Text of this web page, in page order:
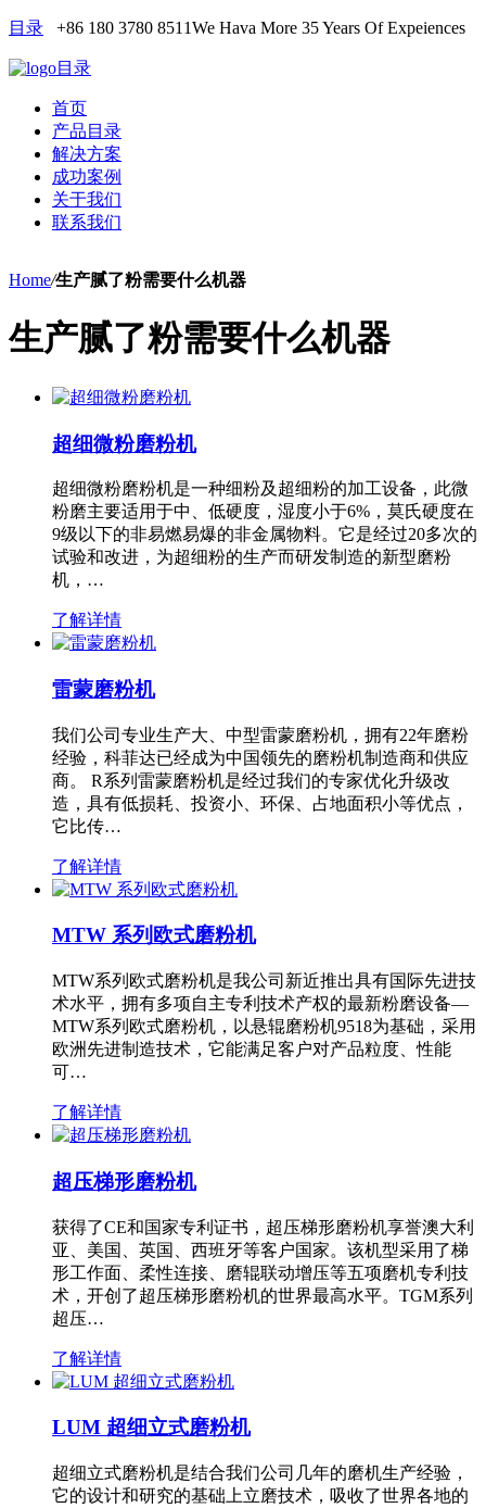
目录 +86 180 3780 8511We Hava More 35 Years Of Expeiences
目录
首页
产品目录
解决方案
成功案例
关于我们
联系我们
Home/生产腻了粉需要什么机器
生产腻了粉需要什么机器
超细微粉磨粉机
超细微粉磨粉机是一种细粉及超细粉的加工设备，此微
粉磨主要适用于中、低硬度，湿度小于6%，莫氏硬度在
9级以下的非易燃易爆的非金属物料。它是经过20多次的
试验和改进，为超细粉的生产而研发制造的新型磨粉
机，…
了解详情
雷蒙磨粉机
我们公司专业生产大、中型雷蒙磨粉机，拥有22年磨粉
经验，科菲达已经成为中国领先的磨粉机制造商和供应
商。 R系列雷蒙磨粉机是经过我们的专家优化升级改
造，具有低损耗、投资小、环保、占地面积小等优点，
它比传…
了解详情
MTW 系列欧式磨粉机
MTW系列欧式磨粉机是我公司新近推出具有国际先进技
术水平，拥有多项自主专利技术产权的最新粉磨设备—
MTW系列欧式磨粉机，以悬辊磨粉机9518为基础，采用
欧洲先进制造技术，它能满足客户对产品粒度、性能
可…
了解详情
超压梯形磨粉机
获得了CE和国家专利证书，超压梯形磨粉机享誉澳大利
亚、美国、英国、西班牙等客户国家。该机型采用了梯
形工作面、柔性连接、磨辊联动增压等五项磨机专利技
术，开创了超压梯形磨粉机的世界最高水平。TGM系列
超压…
了解详情
LUM 超细立式磨粉机
超细立式磨粉机是结合我们公司几年的磨机生产经验，
它的设计和研究的基础上立磨技术，吸收了世界各地的